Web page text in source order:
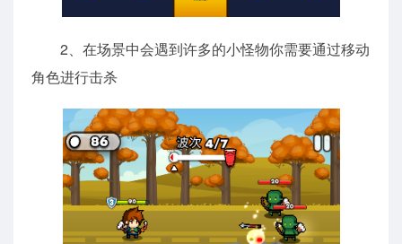
2、在场景中会遇到许多的小怪物你需要通过移动
角色进行击杀